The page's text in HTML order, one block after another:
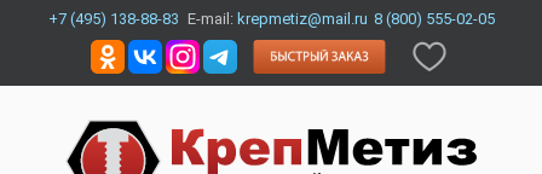
+7 (495) 138-88-83 E-mail: krepmetiz@mail.ru 8 (800) 555-02-05